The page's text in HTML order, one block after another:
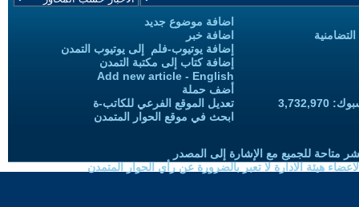
اضافة موضوع جديد
اضافة خبر
إضافة يوتيوب-فلم إلى يوتيوب التمدن
إضافة كتاب إلى مكتبة التمدن
Add new article - English
أضف حملة
تعديل الموقع الفرعي للكاتب-ة
ابحث في موقع الحوار المتمدن
متاحة للجميع مع الإشارة إلى المصدر
هيئة الادارة لا تعبر بالضرورة عن رأي الحوار المتمدن